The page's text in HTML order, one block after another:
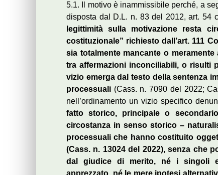
5.1. Il motivo è inammissibile perché, a
disposta dal D.L. n. 83 del 2012, art. 54
legittimità sulla motivazione resta
costituzionale” richiesto dall’art. 111
sia totalmente mancante o
tra affermazioni inconciliabili, o risulti
vizio emerga dal testo della sentenza
processuali (Cass. n. 7090 del 2022;
nell’ordinamento un vizio specifico
fatto storico, principale o
circostanza in senso storico –
processuali che hanno costituito
(Cass. n. 13024 del 2022), senza che
dal giudice di merito, né i singoli